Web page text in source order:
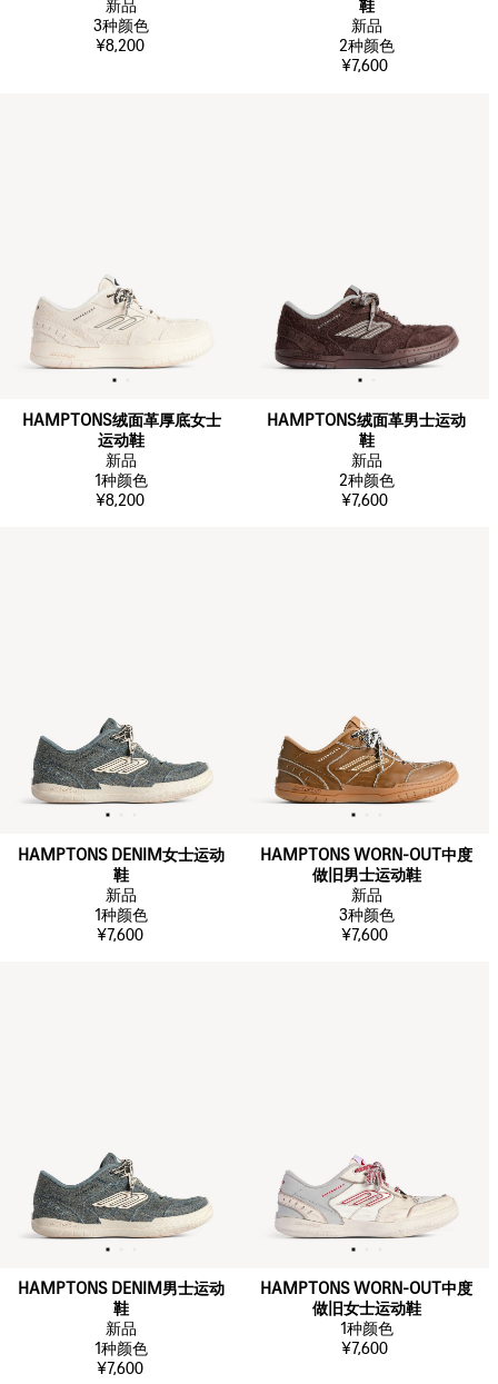
新品
3种颜色
¥8,200
鞋
新品
2种颜色
¥7,600
HAMPTONS绒面革厚底女士
运动鞋
新品
1种颜色
¥8,200
HAMPTONS绒面革男士运动
鞋
新品
2种颜色
¥7,600
HAMPTONS DENIM女士运动
鞋
新品
1种颜色
¥7,600
HAMPTONS WORN-OUT中度
做旧男士运动鞋
新品
3种颜色
¥7,600
HAMPTONS DENIM男士运动
鞋
新品
1种颜色
¥7,600
HAMPTONS WORN-OUT中度
做旧女士运动鞋
1种颜色
¥7,600